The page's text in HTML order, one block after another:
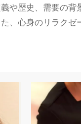
や歴史、需要の
、心身のリラク